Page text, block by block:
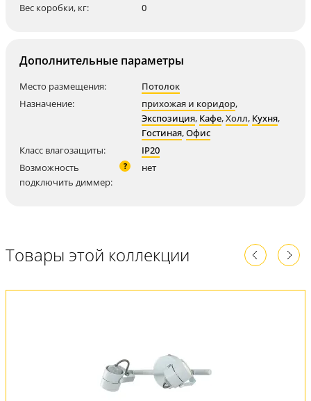
Вес коробки, кг: 0
Дополнительные параметры
Место размещения:
Потолок
Назначение:
прихожая и коридор,
Экспозиция, Кафе,Холл, Кухня,
Гостиная,Офис
Класс влагозащиты:
IP20
Возможность
подключить диммер:
? нет
Товары этой коллекции